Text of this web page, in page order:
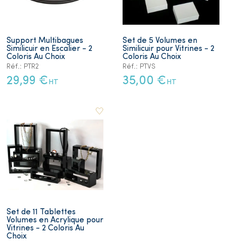
Support Multibagues
Similicuir en Escalier - 2
Coloris Au Choix
Réf.: PTR2
29,99 € HT
Set de 5 Volumes en
Similicuir pour Vitrines - 2
Coloris Au Choix
Réf.: PTVS
35,00 € HT
Set de 11 Tablettes
Volumes en Acrylique pour
Vitrines - 2 Coloris Au
Choix